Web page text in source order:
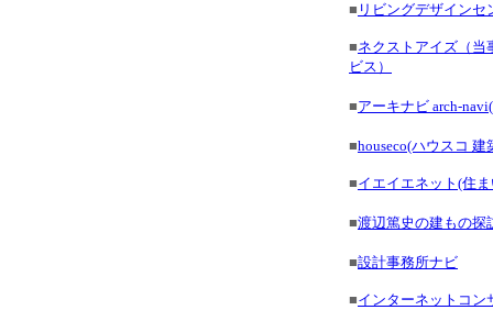
■ リビングデザインセ
■ネクストアイズ（当
ビス）
■アーキナビ arch-
■houseco(ハウスコ
■イエイエネット(住
■渡辺篤史の建もの探
■設計事務所ナビ
■インターネットコ